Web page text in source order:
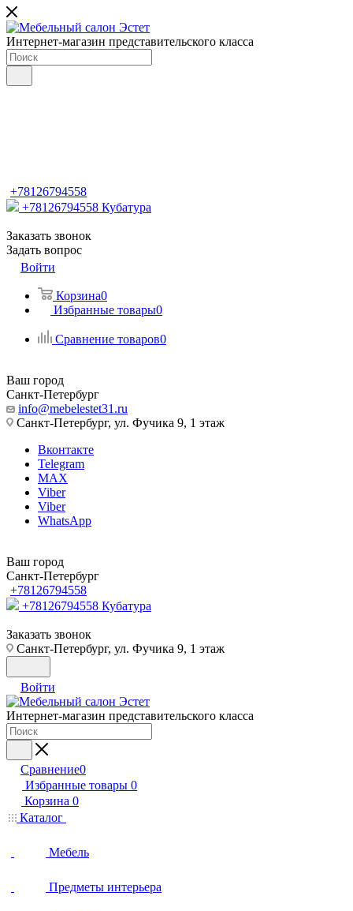
Интернет-магазин представительского класса
+78126794558
+78126794558 Кубатура
Заказать звонок
Задать вопрос
Войти
Корзина0
Избранные товары0
Сравнение товаров0
Ваш город
Санкт-Петербург
info@mebelestet31.ru
Санкт-Петербург, ул. Фучика 9, 1 этаж
Вконтакте
Telegram
MAX
Viber
Viber
WhatsApp
Ваш город
Санкт-Петербург
+78126794558
+78126794558 Кубатура
Заказать звонок
Санкт-Петербург, ул. Фучика 9, 1 этаж
Войти
Интернет-магазин представительского класса
Сравнение0
Избранные товары 0
Корзина 0
Каталог
Мебель
Предметы интерьера